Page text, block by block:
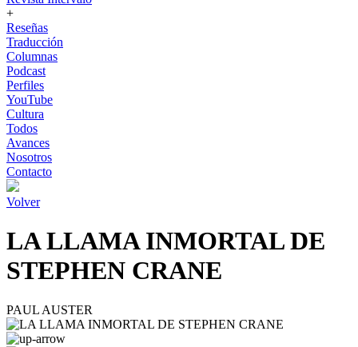
+
Reseñas
Traducción
Columnas
Podcast
Perfiles
YouTube
Cultura
Todos
Avances
Nosotros
Contacto
Volver
LA LLAMA INMORTAL DE
STEPHEN CRANE
PAUL AUSTER